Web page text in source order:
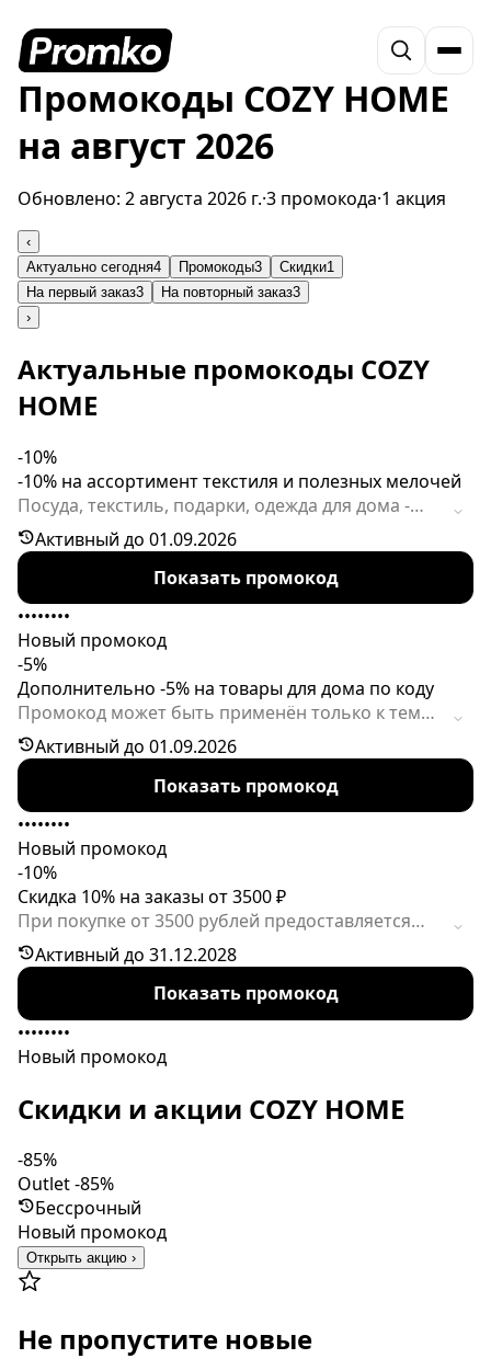
Промокоды COZY HOME
на август 2026
Обновлено: 2 августа 2026 г.·3 промокода·1 акция
‹
Актуально сегодня4 Промокоды3 Скидки1
На первый заказ3 На повторный заказ3
›
Актуальные промокоды COZY
HOME
-10%
-10% на ассортимент текстиля и полезных мелочей
Посуда, текстиль, подарки, одежда для дома -
благодаря коду все это можно приобрести
намного дешевле. Срок действия
спецпредложения ограничен.
Активный до 01.09.2026
Показать промокод
••••••••
Новый промокод
-5%
Дополнительно -5% на товары для дома по коду
Промокод может быть применён только к тем
товарам для дома, скидки на которые не
превышают 80%. Для активации промокода
сумма заказа должна составлять 500р. и более.
Срок действия акции ограничен.
Активный до 01.09.2026
Показать промокод
••••••••
Новый промокод
-10%
Скидка 10% на заказы от 3500 ₽
При покупке от 3500 рублей предоставляется
скидка 10%. Активируйте купон при оформлении
заказа.
Активный до 31.12.2028
Показать промокод
••••••••
Новый промокод
Скидки и акции COZY HOME
-85%
Outlet -85%
Бессрочный
Новый промокод
Открыть акцию ›
Не пропустите новые